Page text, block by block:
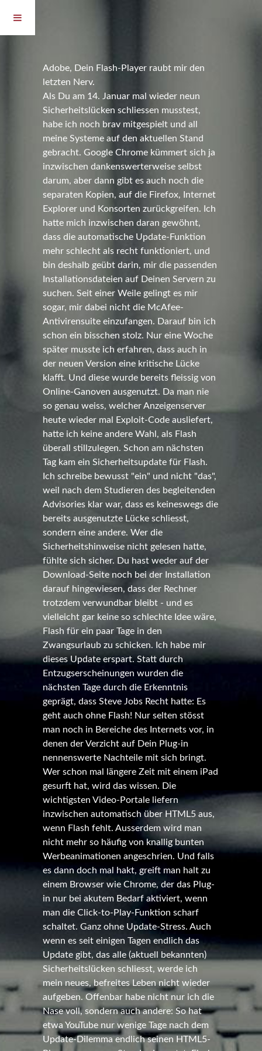
Adobe, Dein Flash-Player raubt mir den
letzten Nerv.
Als Du am 14. Januar mal wieder neun
Sicherheitslücken schliessen musstest,
habe ich noch brav mitgespielt und all
meine Systeme auf den aktuellen Stand
gebracht. Google Chrome kümmert sich ja
inzwischen dankenswerterweise selbst
darum, aber dann gibt es auch noch die
separaten Kopien, auf die Firefox, Internet
Explorer und Konsorten zurückgreifen. Ich
hatte mich inzwischen daran gewöhnt,
dass die automatische Update-Funktion
mehr schlecht als recht funktioniert, und
bin deshalb geübt darin, mir die passenden
Installationsdateien auf Deinen Servern zu
suchen. Seit einer Weile gelingt es mir
sogar, mir dabei nicht die McAfee-
Antivirensuite einzufangen. Darauf bin ich
schon ein bisschen stolz. Nur eine Woche
später musste ich erfahren, dass auch in
der neuen Version eine kritische Lücke
klafft. Und diese wurde bereits fleissig von
Online-Ganoven ausgenutzt. Da man nie
so genau weiss, welcher Anzeigenserver
heute wieder mal Exploit-Code ausliefert,
hatte ich keine andere Wahl, als Flash
überall stillzulegen. Schon am nächsten
Tag kam ein Sicherheitsupdate für Flash.
Ich schreibe bewusst "ein" und nicht "das",
weil nach dem Studieren des begleitenden
Advisories klar war, dass es keineswegs die
bereits ausgenutzte Lücke schliesst,
sondern eine andere. Wer die
Sicherheitshinweise nicht gelesen hatte,
fühlte sich sicher. Du hast weder auf der
Download-Seite noch bei der Installation
darauf hingewiesen, dass der Rechner
trotzdem verwundbar bleibt - und es
vielleicht gar keine so schlechte Idee wäre,
Flash für ein paar Tage in den
Zwangsurlaub zu schicken. Ich habe mir
dieses Update erspart. Statt durch
Entzugserscheinungen wurden die
nächsten Tage durch die Erkenntnis
geprägt, dass Steve Jobs Recht hatte: Es
geht auch ohne Flash! Nur selten stösst
man noch in Bereiche des Internets vor, in
denen der Verzicht auf Dein Plug-in
nennenswerte Nachteile mit sich bringt.
Wer schon mal längere Zeit mit einem iPad
gesurft hat, wird das wissen. Die
wichtigsten Video-Portale liefern
inzwischen automatisch über HTML5 aus,
wenn Flash fehlt. Ausserdem wird man
nicht mehr so häufig von knallig bunten
Werbeanimationen angeschrien. Und falls
es dann doch mal hakt, greift man halt zu
einem Browser wie Chrome, der das Plug-
in nur bei akutem Bedarf aktiviert, wenn
man die Click-to-Play-Funktion scharf
schaltet. Ganz ohne Update-Stress. Auch
wenn es seit einigen Tagen endlich das
Update gibt, das alle (aktuell bekannten)
Sicherheitslücken schliesst, werde ich
mein neues, befreites Leben nicht wieder
aufgeben. Offenbar habe nicht nur ich die
Nase voll, sondern auch andere: So hat
etwa YouTube nur wenige Tage nach dem
Update-Dilemma endlich seinen HTML5-